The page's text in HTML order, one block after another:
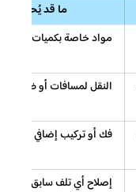
ما قد يُحسب
مواد خاصة بكميات كبيرة
النقل لمسافات أو ظروف
فك أو تركيب إضافي لقطع
إصلاح أي تلف سابق في